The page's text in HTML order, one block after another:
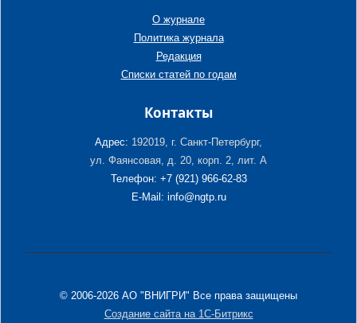
О журнале
Политика журнала
Редакция
Списки статей по годам
Контакты
Адрес: 192019, г. Санкт-Петербург,
ул. Фаянсовая, д. 20, корп. 2, лит. А
Телефон: +7 (921) 966-62-83
E-Mail: info@ngtp.ru
© 2006-2026 АО "ВНИГРИ" Все права защищены
Создание сайта на 1С-Битрикс